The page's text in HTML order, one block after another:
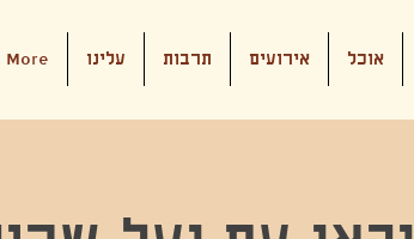
אוכל אירועים תרבות עלינו More